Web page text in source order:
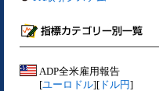
ADP全米雇用報告
[ユーロドル][ ドル円]